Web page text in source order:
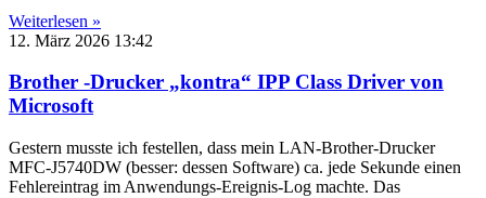
Weiterlesen »
12. März 2026 13:42
Brother -Drucker „kontra“ IPP Class Driver von
Microsoft
Gestern musste ich festellen, dass mein LAN-Brother-Drucker
MFC-J5740DW (besser: dessen Software) ca. jede Sekunde einen
Fehlereintrag im Anwendungs-Ereignis-Log machte. Das